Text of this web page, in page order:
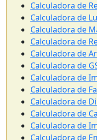
Calculadora de
Calculadora de
Calculadora de
Calculadora de
Calculadora de
Calculadora de
Calculadora de
Calculadora de
Calculadora de
Calculadora de
Calculadora de
Calculadora de